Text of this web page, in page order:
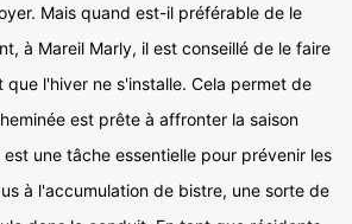
Mais quand est-il préférable de le
à Mareil Marly, il est conseillé de le faire
l'hiver ne s'installe. Cela permet de
est prête à affronter la saison
une tâche essentielle pour prévenir les
à l'accumulation de bistre, une sorte de